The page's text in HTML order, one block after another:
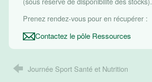
Prenez rendez-vous pour en récupérer :
Contactez le pôle Ressources
Journée Sport Santé et Nutrition